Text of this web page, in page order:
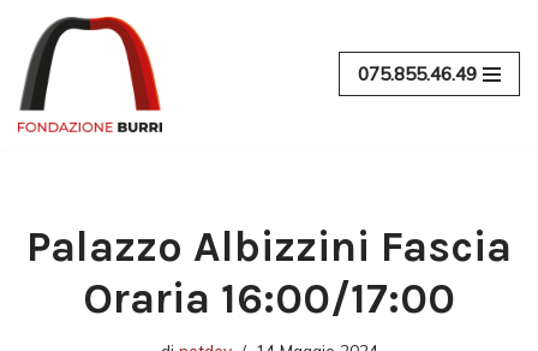
Vai
al
contenuto
075.855.46.49
Palazzo Albizzini Fascia
Oraria 16:00/17:00